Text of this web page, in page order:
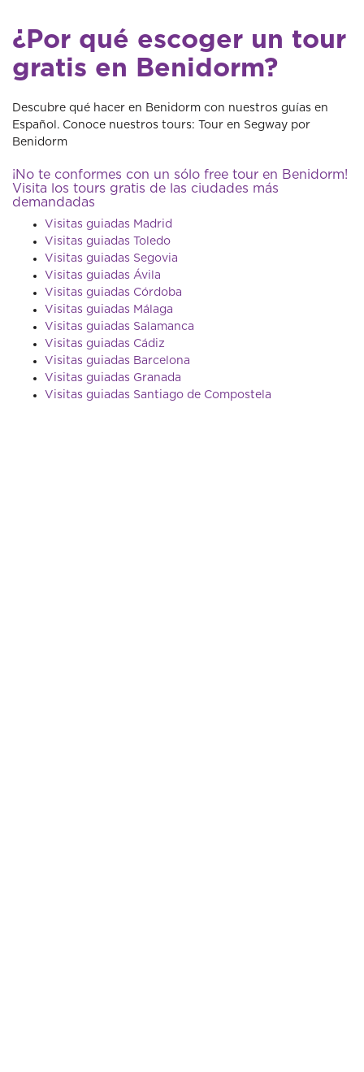
¿Por qué escoger un tour
gratis en Benidorm?
Descubre qué hacer en Benidorm con nuestros guías en
Español. Conoce nuestros tours: Tour en Segway por
Benidorm
¡No te conformes con un sólo free tour en Benidorm!
Visita los tours gratis de las ciudades más
demandadas
Visitas guiadas Madrid
Visitas guiadas Toledo
Visitas guiadas Segovia
Visitas guiadas Ávila
Visitas guiadas Córdoba
Visitas guiadas Málaga
Visitas guiadas Salamanca
Visitas guiadas Cádiz
Visitas guiadas Barcelona
Visitas guiadas Granada
Visitas guiadas Santiago de Compostela